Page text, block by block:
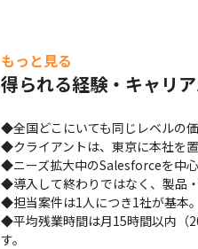
もっと見る
得られる経験・キャリ
◆全国どこにいても同じレベルの
◆クライアントは、東京に本社を
◆ニーズ拡大中のSalesforceを中心
◆導入して終わりではなく、製品
◆担当案件は1人につき1社が基本
◆平均残業時間は月15時間以内（
す。